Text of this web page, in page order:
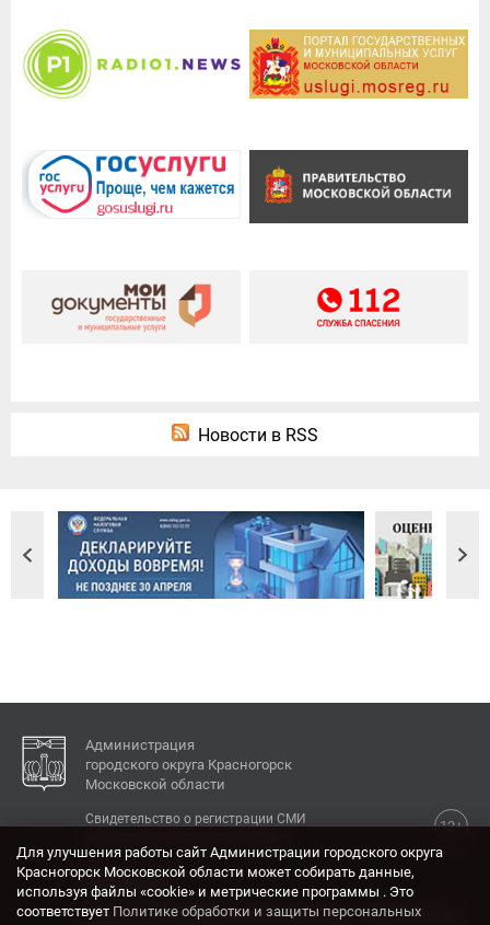
Новости в RSS
Администрация
городского округа Красногорск
Московской области
12+
Свидетельство о регистрации СМИ
КОНТАКТЫ
Адрес: 143404, Московская область, г. Красногорск,
Для улучшения работы сайт Администрации городского округа
Красногорск Московской области может собирать данные,
используя файлы «cookie» и метрические программы . Это
соответствует Политике обработки и защиты персональных